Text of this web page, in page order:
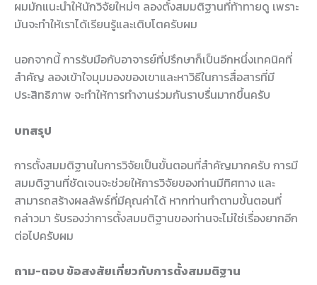
ผมมักแนะนำให้นักวิจัยใหม่ๆ ลองตั้งสมมติฐานที่ท้าทายดู เพราะ
มันจะทำให้เราได้เรียนรู้และเติบโตครับผม
นอกจากนี้ การรับมือกับอาจารย์ที่ปรึกษาก็เป็นอีกหนึ่งเทคนิคที่
สำคัญ ลองเข้าใจมุมมองของเขาและหาวิธีในการสื่อสารที่มี
ประสิทธิภาพ จะทำให้การทำงานร่วมกันราบรื่นมากขึ้นครับ
บทสรุป
การตั้งสมมติฐานในการวิจัยเป็นขั้นตอนที่สำคัญมากครับ การมี
สมมติฐานที่ชัดเจนจะช่วยให้การวิจัยของท่านมีทิศทาง และ
สามารถสร้างผลลัพธ์ที่มีคุณค่าได้ หากท่านทำตามขั้นตอนที่
กล่าวมา รับรองว่าการตั้งสมมติฐานของท่านจะไม่ใช่เรื่องยากอีก
ต่อไปครับผม
ถาม-ตอบ ข้อสงสัยเกี่ยวกับการตั้งสมมติฐาน